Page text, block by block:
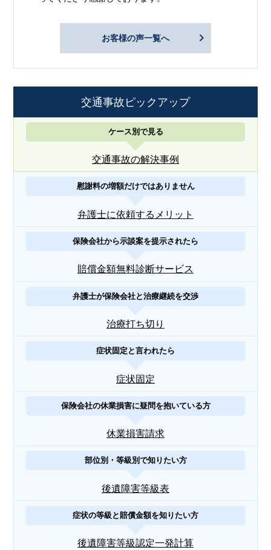
お客様の声一覧へ
交通事故ピックアップ
ケース別で見る
交通事故の解決事例
慰謝料の増額だけではありません
弁護士に依頼するメリット
保険会社から示談案を提示されたら
賠償金額無料診断サービス
弁護士が保険会社と治療継続を交渉
治療打ち切り
症状固定と言われたら
症状固定
保険会社の休業損害に疑問を抱いている方
休業損害請求
部位別・等級別で知りたい方
後遺障害等級表
症状の等級と賠償金額を知りたい方
後遺障害等級認定一発計算